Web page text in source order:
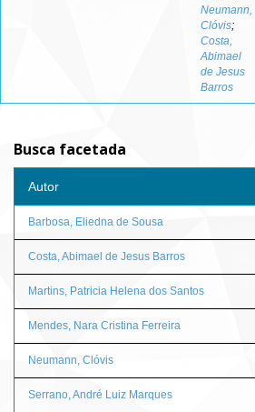
Neumann,
Clóvis;
Costa,
Abimael
de Jesus
Barros
Busca facetada
Autor
Barbosa, Eliedna de Sousa
Costa, Abimael de Jesus Barros
Martins, Patricia Helena dos Santos
Mendes, Nara Cristina Ferreira
Neumann, Clóvis
Serrano, André Luiz Marques